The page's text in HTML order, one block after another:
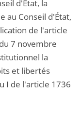
d'État, la
au Conseil d'État,
de l'article
7 novembre
la
et libertés
I de l'article 1736